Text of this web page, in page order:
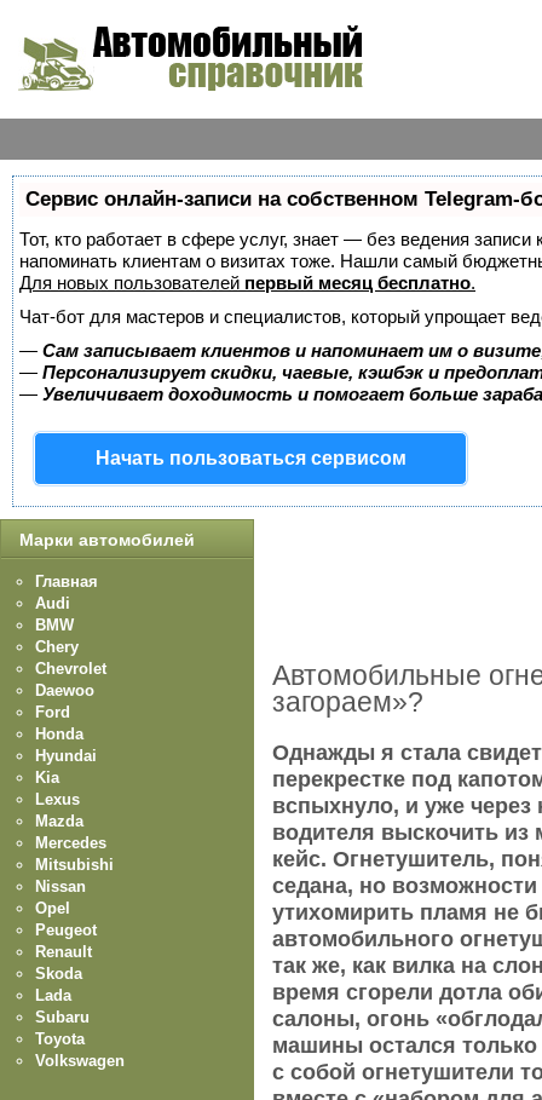
Сервис онлайн-записи на собственном Telegram-
Тот, кто работает в сфере услуг, знает — без ведения
напоминать клиентам о визитах тоже. Нашли самый
Для новых пользователей первый месяц бесплатно.
Чат-бот для мастеров и специалистов, который упрощает
— Сам записывает клиентов и напоминает им о
— Персонализирует скидки, чаевые, кэшбэк и
— Увеличивает доходимость и помогает больше
Начать пользоваться сервисом
Автомобильные
загораем»?
Однажды я стала
перекрестке под
вспыхнуло, и уже через
водителя выскочить из
кейс. Огнетушитель,
седана, но
утихомирить пламя не
автомобильного
так же, как вилка на
время сгорели дотла
салоны, огонь
машины остался
с собой огнетушители
Марки автомобилей
Главная
Audi
BMW
Chery
Chevrolet
Daewoo
Ford
Honda
Hyundai
Kia
Lexus
Mazda
Mercedes
Mitsubishi
Nissan
Opel
Peugeot
Renault
Skoda
Lada
Subaru
Toyota
Volkswagen